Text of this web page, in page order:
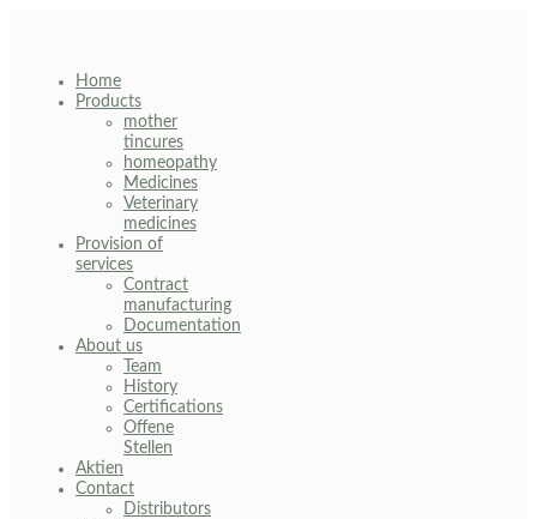
Home
Products
mother
tincures
homeopathy
Medicines
Veterinary
medicines
Provision of
services
Contract
manufacturing
Documentation
About us
Team
History
Certifications
Offene
Stellen
Aktien
Contact
Distributors